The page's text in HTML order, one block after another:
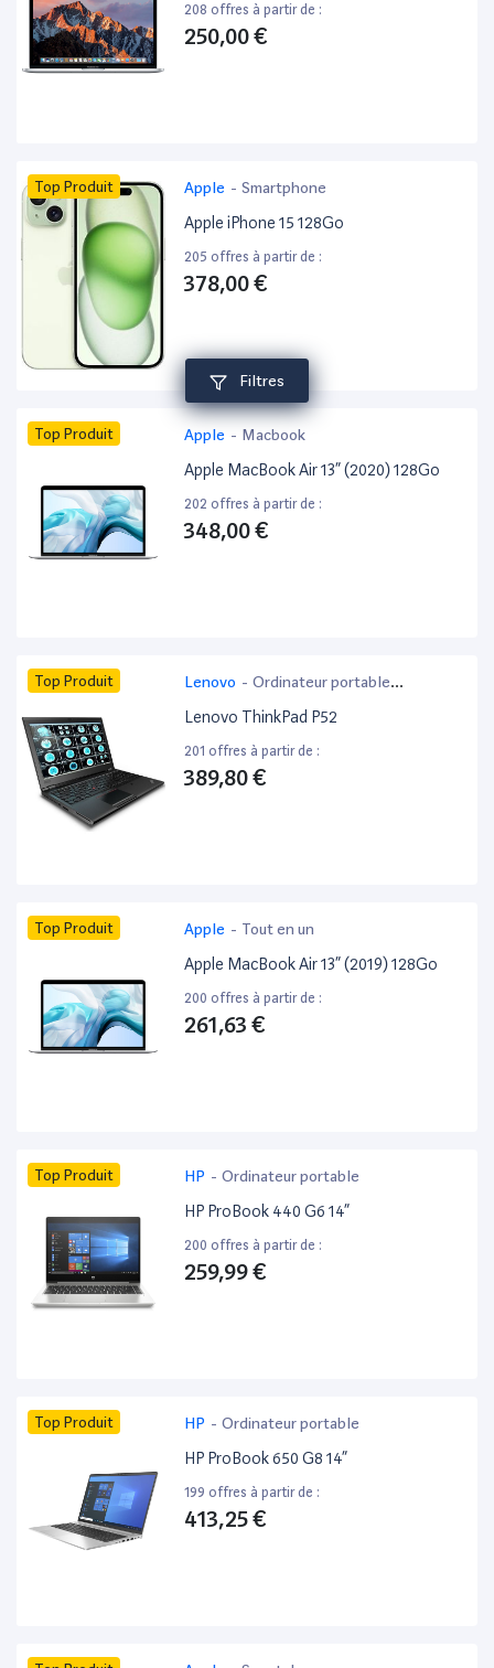
Filtres
208 offres à partir de :
250,00 €
Top Produit Apple - Smartphone
Apple iPhone 15 128Go
205 offres à partir de :
378,00 €
Top Produit Apple - Macbook
Apple MacBook Air 13” (2020) 128Go
202 offres à partir de :
348,00 €
Top Produit Lenovo - Ordinateur portable
bureautique
Lenovo ThinkPad P52
201 offres à partir de :
389,80 €
Top Produit Apple - Tout en un
Apple MacBook Air 13” (2019) 128Go
200 offres à partir de :
261,63 €
Top Produit HP - Ordinateur portable
HP ProBook 440 G6 14”
200 offres à partir de :
259,99 €
Top Produit HP - Ordinateur portable
HP ProBook 650 G8 14”
199 offres à partir de :
413,25 €